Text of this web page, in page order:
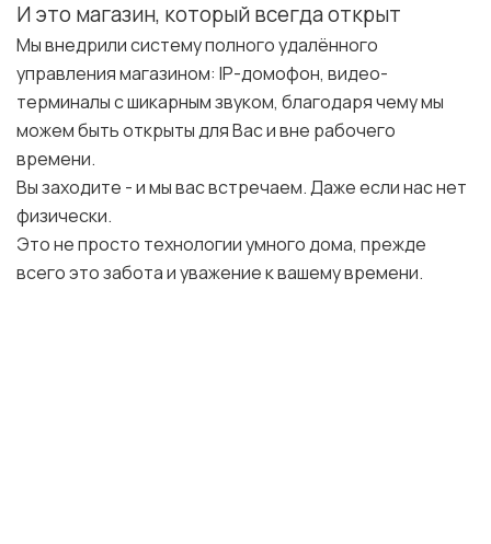
И это магазин, который всегда открыт
Мы внедрили систему полного удалённого
управления магазином: IP-домофон, видео-
терминалы с шикарным звуком, благодаря чему мы
можем быть открыты для Вас и вне рабочего
времени.
Вы заходите - и мы вас встречаем. Даже если нас нет
физически.
Это не просто технологии умного дома, прежде
всего это забота и уважение к вашему времени.